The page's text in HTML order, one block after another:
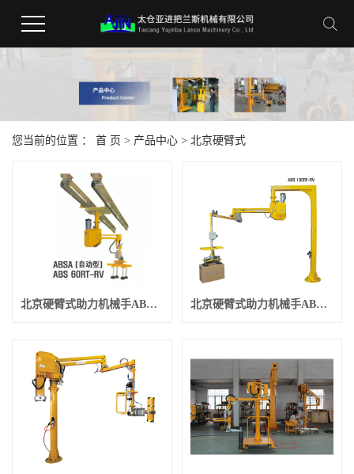
您当前的位置 ： 首 页 > 产品中心 > 北京硬臂式
北京硬臂式助力机械手ABS型-2 北京硬臂式助力机械手ABS型-3